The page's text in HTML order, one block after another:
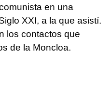
en una
XXI, a la que asistí.
los contactos que
de la Moncloa.